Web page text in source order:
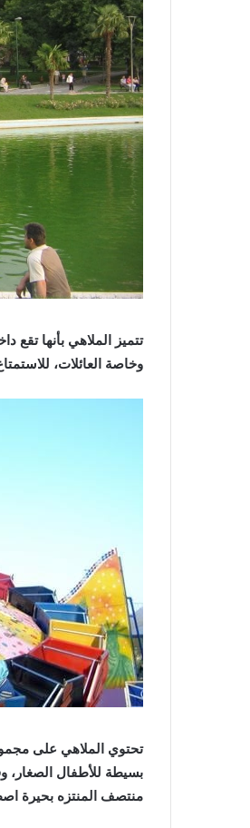
تتميز الملاهي بأنها تقع
وخاصة العائلات،
تحتوي الملاهي على
بسيطة للأطفال الصغار،
منتصف المنتزه بحيرة